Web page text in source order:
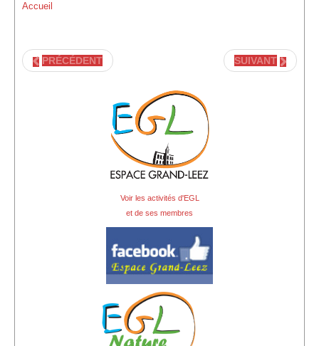
Salle du 2d étage (Photos)
Reportages photographiques
Vidéos récentes
Vidéos archives
Inscrivez-vous à notre Lettre d'information
Accueil
PRÉCÉDENT SUIVANT
Voir les activités d'EGL
et de ses membres